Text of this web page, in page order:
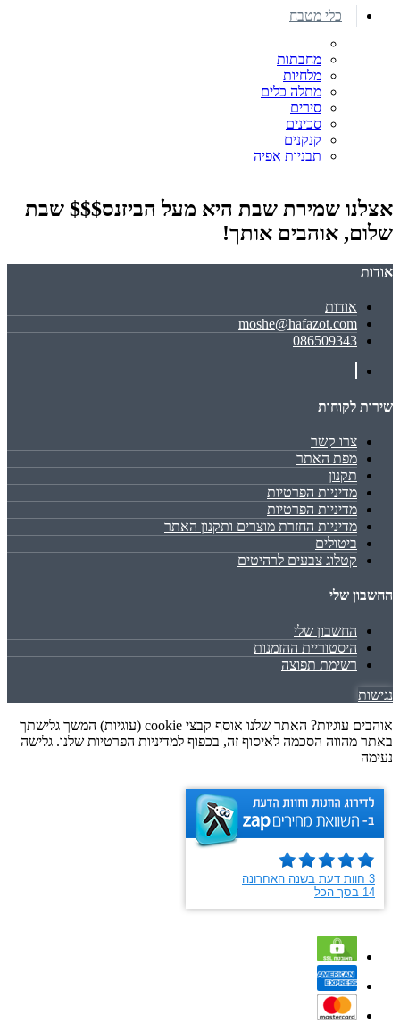
כלי מטבח
מחבתות
מלחיות
מתלה כלים
סירים
סכינים
קנקנים
תבניות אפיה
אצלנו שמירת שבת היא מעל הביזנס$$$ שבת
שלום, אוהבים אותך!
אודות
אודות
moshe@hafazot.com
086509343
שירות לקוחות
צרו קשר
מפת האתר
תקנון
מדיניות הפרטיות
מדיניות הפרטיות
מדיניות החזרת מוצרים ותקנון האתר
ביטולים
קטלוג צבעים לרהיטים
החשבון שלי
החשבון שלי
היסטוריית ההזמנות
רשימת תפוצה
נגישות
אוהבים עוגיות? האתר שלנו אוסף קבצי cookie (עוגיות) המשך גלישתך
באתר מהווה הסכמה לאיסוף זה, בכפוף למדיניות הפרטיות שלנו. גלישה
נעימה